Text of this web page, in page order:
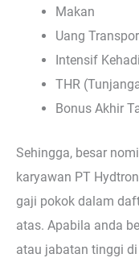
Makan
Uang
Intensif
THR
Bonus Akhir
Sehingga, besar
karyawan PT
gaji pokok dalam
atas. Apabila anda
atau jabatan tinggi